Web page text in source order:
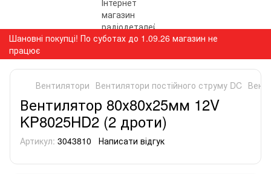
Шановні покупці! По суботах до 1.09.26 магазин не
працює
Вентилятори Вентилятори постійного струму DC
Вентилятор 80х80х25мм 12V
KP8025HD2 (2 дроти)
Артикул: 3043810 Написати відгук